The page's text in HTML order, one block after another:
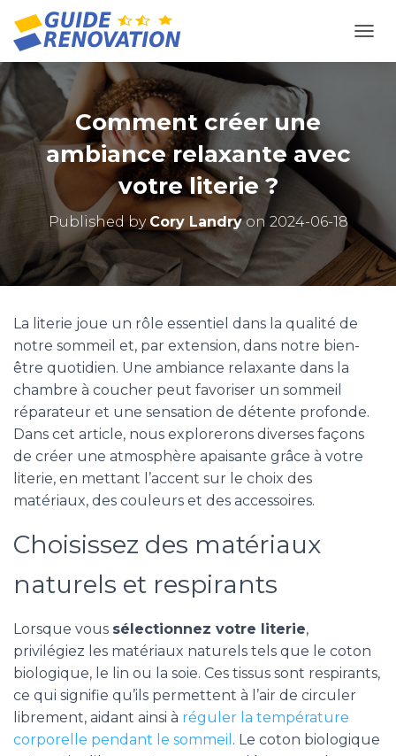
Comment créer une
ambiance relaxante avec
votre literie ?
Published by Cory Landryon 2024-06-18
La literie joue un rôle essentiel dans la qualité de
notre sommeil et, par extension, dans notre bien-
être quotidien. Une ambiance relaxante dans la
chambre à coucher peut favoriser un sommeil
réparateur et une sensation de détente profonde.
Dans cet article, nous explorerons diverses façons
de créer une atmosphère apaisante grâce à votre
literie, en mettant l’accent sur le choix des
matériaux, des couleurs et des accessoires.
Choisissez des matériaux
naturels et respirants
Lorsque vous sélectionnez votre literie,
privilégiez les matériaux naturels tels que le coton
biologique, le lin ou la soie. Ces tissus sont respirants,
ce qui signifie qu’ils permettent à l’air de circuler
librement, aidant ainsi à réguler la température
corporelle pendant le sommeil . Le coton biologique